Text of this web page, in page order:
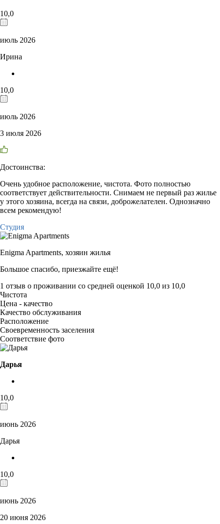
10,0
июль 2026
Ирина
10,0
июль 2026
3 июля 2026
Достоинства:
Очень удобное расположение, чистота. Фото полностью
соответствует действительности. Снимаем не первый раз жилье
у этого хозяина, всегда на связи, доброжелателен. Однозначно
всем рекомендую!
Студия
Enigma Apartments, хозяин жилья
Большое спасибо, приезжайте ещё!
1 отзыв о проживании со средней оценкой 10,0 из 10,0
Чистота
Цена - качество
Качество обслуживания
Расположение
Своевременность заселения
Соответствие фото
Дарья
10,0
июнь 2026
Дарья
10,0
июнь 2026
20 июня 2026